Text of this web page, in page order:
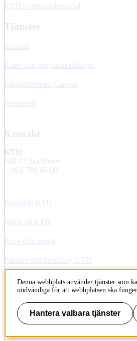
KTH:s verksamhetsstöd
Tjänster
Schema
Kurs- och programkatalogen
Lärplattformen Canvas
Webbmejl
Kontakt
KTH
100 44 Stockholm
+46 8 790 60 00
Kontakta KTH
Jobba på KTH
Press och media
Faktura och betalning KTH
Om KTH:s webbplatser
Till sidans topp
Denna webbplats använder tjänster som
nödvändiga för att webbplatsen ska
Hantera valbara tjänster